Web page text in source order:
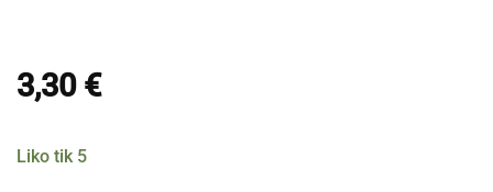
3,30 €
Liko tik 5